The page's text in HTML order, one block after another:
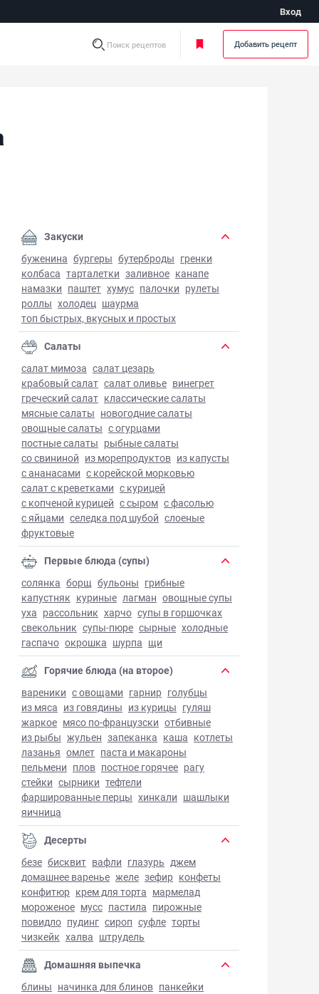
Вход
Поиск рецептов Добавить рецепт
желе из желатина - фото готового блюда
Закуски
буженина бургеры бутерброды гренки
колбаса тарталетки заливное канапе
намазки паштет хумус палочки рулеты
роллы холодец шаурма
топ быстрых, вкусных и простых
Салаты
салат мимоза салат цезарь
крабовый салат салат оливье винегрет
греческий салат классические салаты
мясные салаты новогодние салаты
овощные салаты с огурцами
постные салаты рыбные салаты
со свининой из морепродуктов из капусты
с ананасами с корейской морковью
салат с креветками с курицей
с копченой курицей с сыром с фасолью
с яйцами селедка под шубой слоеные
фруктовые
Первые блюда (супы)
солянка борщ бульоны грибные
капустняк куриные лагман овощные супы
уха рассольник харчо супы в горшочках
свекольник супы-пюре сырные холодные
гаспачо окрошка шурпа щи
Горячие блюда (на второе)
вареники с овощами гарнир голубцы
из мяса из говядины из курицы гуляш
жаркое мясо по-французски отбивные
из рыбы жульен запеканка каша котлеты
лазанья омлет паста и макароны
пельмени плов постное горячее рагу
стейки сырники тефтели
фаршированные перцы хинкали шашлыки
яичница
Десерты
безе бисквит вафли глазурь джем
домашнее варенье желе зефир конфеты
конфитюр крем для торта мармелад
мороженое мусс пастила пирожные
повидло пудинг сироп суфле торты
чизкейк халва штрудель
Домашняя выпечка
блины начинка для блинов панкейки